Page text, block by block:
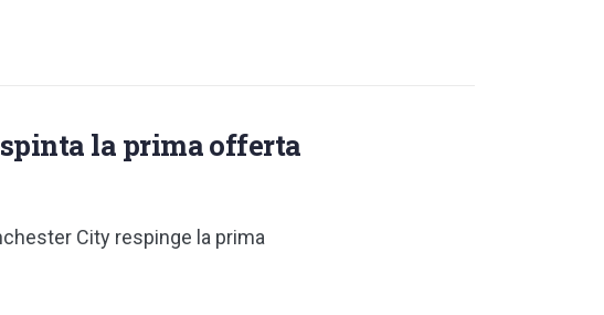
la prima offerta
City respinge la prima